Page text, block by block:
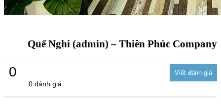
Quế Nghi (admin) – Thiên Phúc Company
0
0 đánh giá